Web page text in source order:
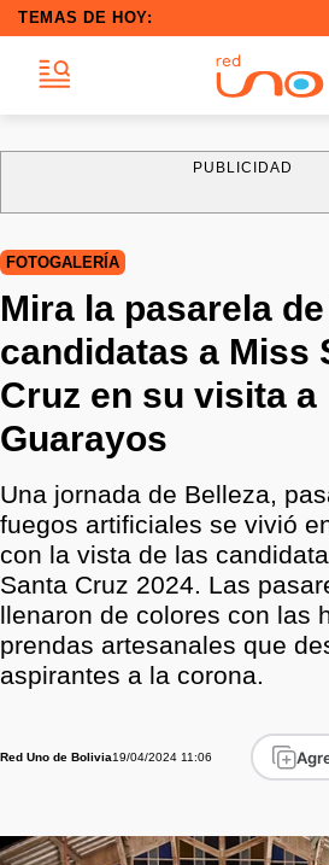
TEMAS DE HOY:
PUBLICIDAD
FOTOGALERÍA
Mira la pasarela
candidatas a Miss
Cruz en su visita a
Guarayos
Una jornada de Belleza,
fuegos artificiales se vivió
con la vista de las
Santa Cruz 2024. Las
llenaron de colores con las
prendas artesanales que
aspirantes a la corona.
Red Uno de Bolivia19/04/2024 11:06